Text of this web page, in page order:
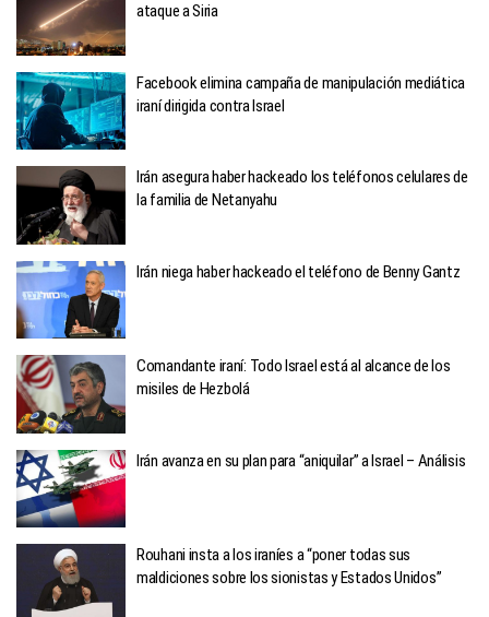
ataque a Siria
Facebook elimina campaña de manipulación mediática
iraní dirigida contra Israel
Irán asegura haber hackeado los teléfonos celulares de
la familia de Netanyahu
Irán niega haber hackeado el teléfono de Benny Gantz
Comandante iraní: Todo Israel está al alcance de los
misiles de Hezbolá
Irán avanza en su plan para “aniquilar” a Israel – Análisis
Rouhani insta a los iraníes a “poner todas sus
maldiciones sobre los sionistas y Estados Unidos”